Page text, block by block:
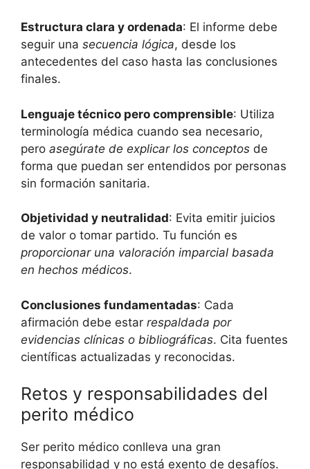
Estructura clara y ordenada: El informe debe
seguir una secuencia lógica, desde los
antecedentes del caso hasta las conclusiones
finales.
Lenguaje técnico pero comprensible: Utiliza
terminología médica cuando sea necesario,
pero asegúrate de explicar los conceptos de
forma que puedan ser entendidos por personas
sin formación sanitaria.
Objetividad y neutralidad: Evita emitir juicios
de valor o tomar partido. Tu función es
proporcionar una valoración imparcial basada
en hechos médicos.
Conclusiones fundamentadas: Cada
afirmación debe estar respaldada por
evidencias clínicas o bibliográficas. Cita fuentes
científicas actualizadas y reconocidas.
Retos y responsabilidades del
perito médico
Ser perito médico conlleva una gran
responsabilidad y no está exento de desafíos.